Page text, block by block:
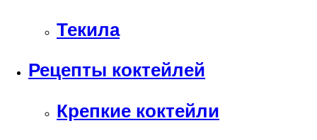
Текила
Рецепты коктейлей
Крепкие коктейли